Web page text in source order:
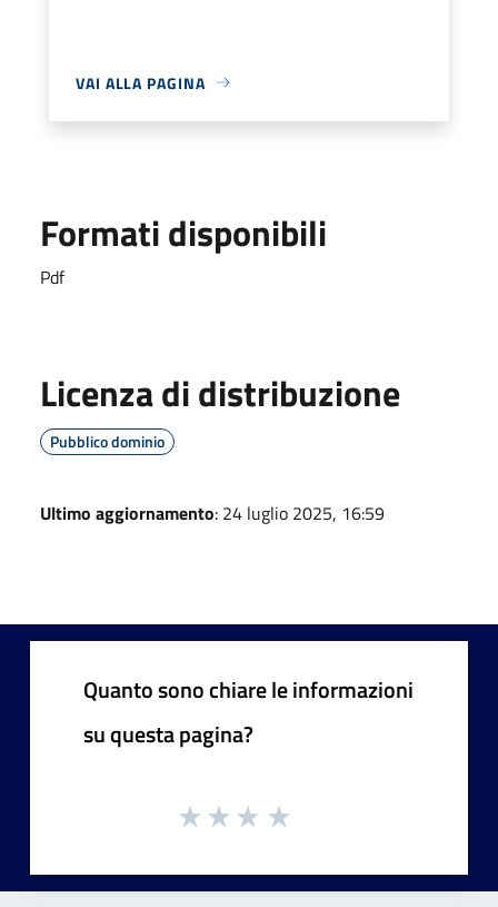
VAI ALLA PAGINA
Formati disponibili
Pdf
Licenza di distribuzione
Pubblico dominio
Ultimo aggiornamento: 24 luglio 2025, 16:59
Quanto sono chiare le informazioni
su questa pagina?